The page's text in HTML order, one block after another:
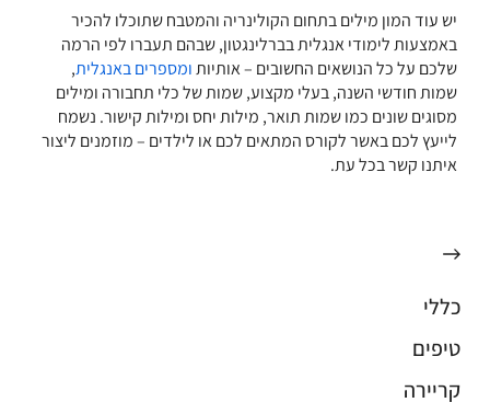
כללי
טיפים
קריירה
יש עוד המון מילים בתחום הקולינריה והמטבח שתוכלו להכיר
באמצעות לימודי אנגלית בברלינגטון, שבהם תעברו לפי הרמה
שלכם על כל הנושאים החשובים – אותיותומספרים באנגלית,
שמות חודשי השנה, בעלי מקצוע, שמות של כלי תחבורה ומילים
מסוגים שונים כמו שמות תואר, מילות יחס ומילות קישור. נשמח
לייעץ לכם באשר לקורס המתאים לכם או לילדים – מוזמנים ליצור
איתנו קשר בכל עת.